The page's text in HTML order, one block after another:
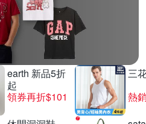
earth 新品5折
起
領券再折$101
三
熱